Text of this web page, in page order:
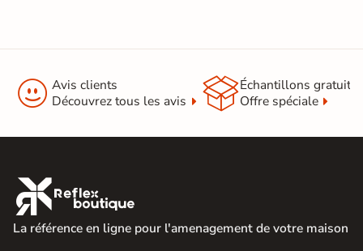
 Avis clients
Découvrez tous les avis
Échantillons gratuit
Offre spéciale

La référence en ligne pour l'amenagement de votre maison